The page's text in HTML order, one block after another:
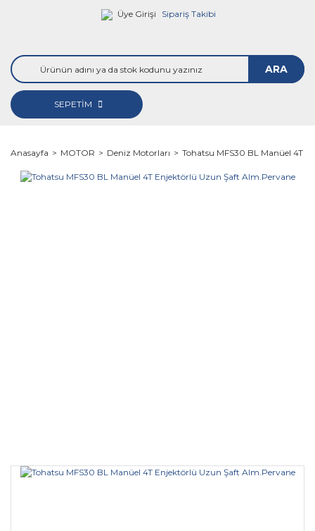
Üye Girişi Sipariş Takibi
ARA
SEPETİM
Anasayfa MOTOR Deniz Motorları Tohatsu MFS30 BL Manüel 4T